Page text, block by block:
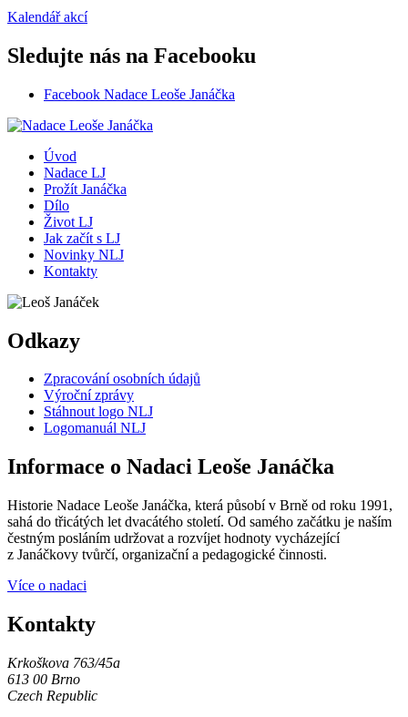
Kalendář akcí
Sledujte nás na Facebooku
Facebook Nadace Leoše Janáčka
Úvod
Nadace LJ
Prožít Janáčka
Dílo
Život LJ
Jak začít s LJ
Novinky NLJ
Kontakty
Odkazy
Zpracování osobních údajů
Výroční zprávy
Stáhnout logo NLJ
Logomanuál NLJ
Informace o Nadaci Leoše Janáčka
Historie Nadace Leoše Janáčka, která působí v Brně od roku 1991,
sahá do třicátých let dvacátého století. Od samého začátku je naším
čestným posláním udržovat a rozvíjet hodnoty vycházející
z Janáčkovy tvůrčí, organizační a pedagogické činnosti.
Více o nadaci
Kontakty
Krkoškova 763/45a
613 00 Brno
Czech Republic